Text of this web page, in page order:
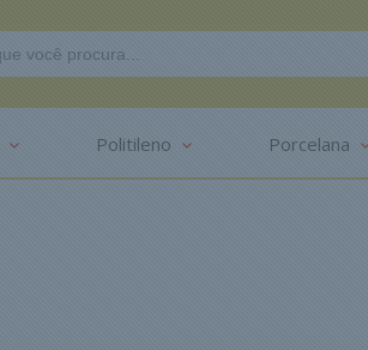
Politileno Porcelana